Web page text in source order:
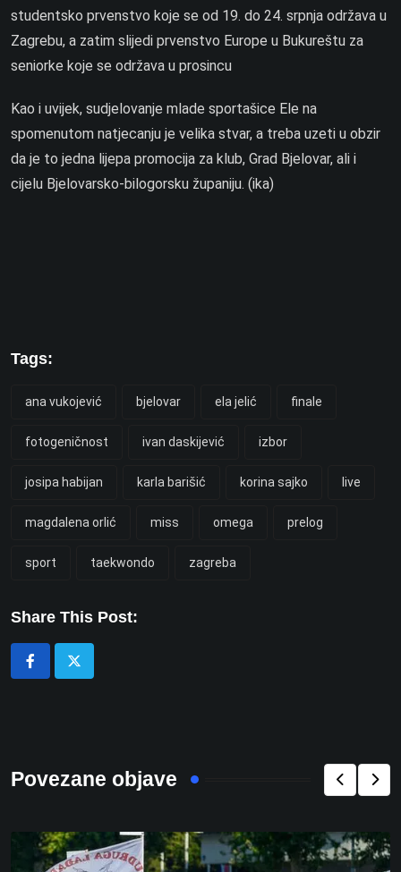
studentsko prvenstvo koje se od 19. do 24. srpnja održava u
Zagrebu, a zatim slijedi prvenstvo Europe u Bukureštu za
seniorke koje se održava u prosincu
Kao i uvijek, sudjelovanje mlade sportašice Ele na
spomenutom natjecanju je velika stvar, a treba uzeti u obzir
da je to jedna lijepa promocija za klub, Grad Bjelovar, ali i
cijelu Bjelovarsko-bilogorsku županiju. (ika)
Tags:
ana vukojević bjelovar ela jelić finale
fotogeničnost ivan daskijević izbor
josipa habijan karla barišić korina sajko live
magdalena orlić miss omega prelog
sport taekwondo zagreba
Share This Post:
Povezane objave